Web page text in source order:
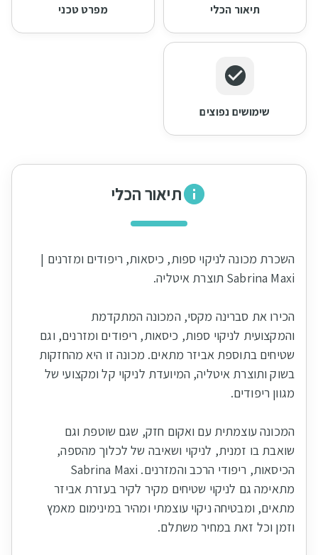
תיאור הכלי מפרט טכני
שימושים נפוצים
תיאור הכלי
השכרת מכונה לניקוי ספות, כיסאות, ריפודים ומזרנים |
הכירו את סברינה מקסי, המכונה המתקדמת
והמקצועית לניקוי ספות, כיסאות, ריפודים ומזרנים, וגם
שטיחים בתוספת אביזר מתאים. מכונה זו היא מהחזקות
בשוק ותוצרת איטליה, המיועדת לניקוי קל ומקצועי של
המכונה עוצמתית עם ואקום חזק, שגם שוטפת וגם
שואבת בו זמנית, לניקוי ושאיבה של לכלוך מהספה,
הכיסאות, ריפודי הרכב והמזרנים. Sabrina Maxi
מתאימה גם לניקוי שטיחים מקיר לקיר בעזרת אביזר
מתאים, ומבטיחה ניקוי עוצמתי ומהיר במינימום מאמץ